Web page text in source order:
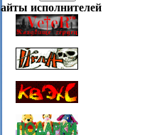
исполнителей